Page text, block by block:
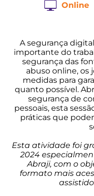
Online
A segurança
importante do
segurança das
abuso online, os
medidas para
quanto possível.
segurança de
pessoais, esta
práticas que
Esta atividade foi
2024
Abraji, com o
formato mais